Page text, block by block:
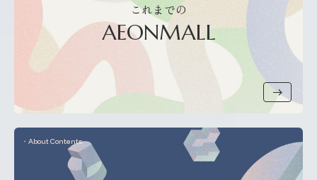
これまでの
AEONMALL
About Contents